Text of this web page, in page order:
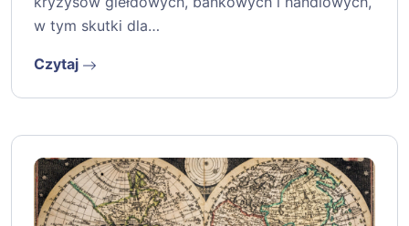
w tym skutki dla…
Czytaj